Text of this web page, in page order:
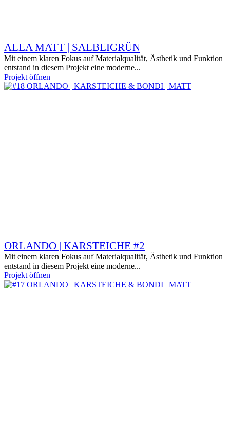
ALEA MATT | SALBEIGRÜN
Mit einem klaren Fokus auf Materialqualität, Ästhetik und Funktion
entstand in diesem Projekt eine moderne...
Projekt öffnen
ORLANDO | KARSTEICHE #2
Mit einem klaren Fokus auf Materialqualität, Ästhetik und Funktion
entstand in diesem Projekt eine moderne...
Projekt öffnen